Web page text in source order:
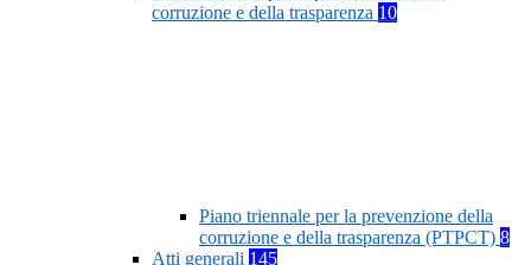
corruzione e della trasparenza 10
Piano triennale per la prevenzione della
corruzione e della trasparenza (PTPCT) 8
Atti generali 145